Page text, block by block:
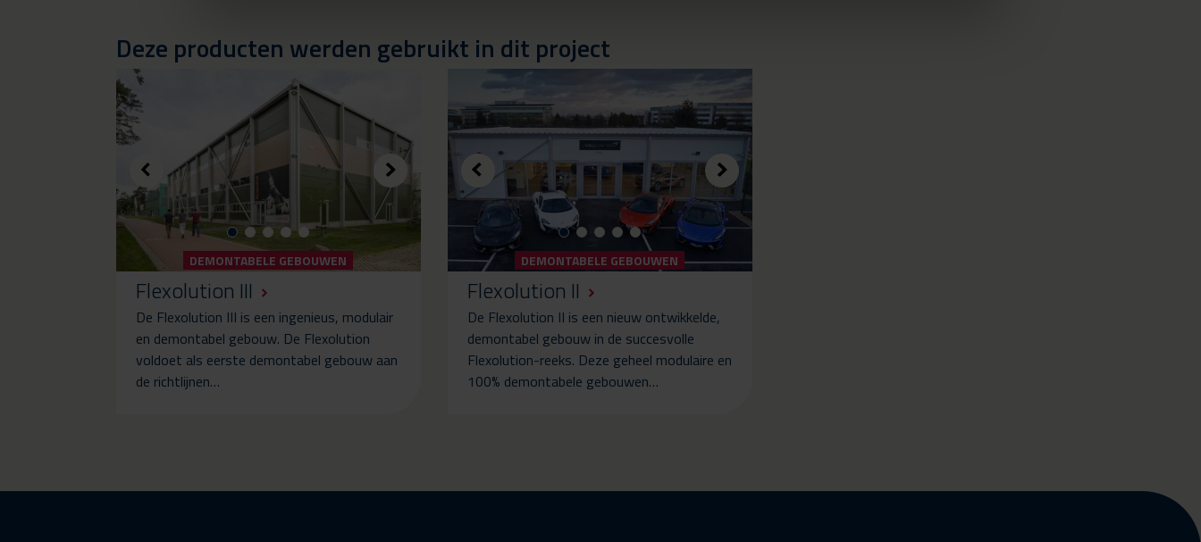
Deze producten werden gebruikt in dit project
DEMONTABELE GEBOUWEN
Flexolution III
De Flexolution III is een ingenieus, modulair
en demontabel gebouw. De Flexolution
voldoet als eerste demontabel gebouw aan
de richtlijnen…
DEMONTABELE GEBOUWEN
Flexolution II
De Flexolution II is een nieuw ontwikkelde,
demontabel gebouw in de succesvolle
Flexolution-reeks. Deze geheel modulaire en
100% demontabele gebouwen…